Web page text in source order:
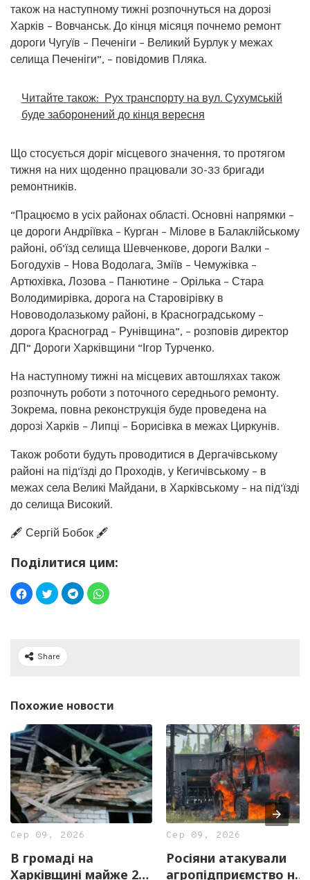
також на наступному тижні розпочнуться на дорозі
Харків – Вовчанськ. До кінця місяця почнемо ремонт
дороги Чугуїв – Печеніги – Великий Бурлук у межах
селища Печеніги”, – повідомив Пляка.
Читайте також: Рух транспорту на вул. Сухумській
буде заборонений до кінця вересня
Що стосується доріг місцевого значення, то протягом
тижня на них щоденно працювали 30-33 бригади
ремонтників.
“Працюємо в усіх районах області. Основні напрямки –
це дороги Андріївка – Курган – Мілове в Балаклійському
районі, об’їзд селища Шевченкове, дороги Валки –
Богодухів – Нова Водолага, Зміїв – Чемужівка –
Артюхівка, Лозова – Панютине – Орілька – Стара
Володимирівка, дорога на Старовірівку в
Нововодолазькому районі, в Красноградському –
дорога Красноград – Рунівщина”, – розповів директор
ДП” Дороги Харківщини “Ігор Турченко.
На наступному тижні на місцевих автошляхах також
розпочнуть роботи з поточного середнього ремонту.
Зокрема, повна реконструкція буде проведена на
дорозі Харків – Липці – Борисівка в межах Циркунів.
Також роботи будуть проводитися в Дергачівському
районі на під’їзді до Проходів, у Кегичівському – в
межах села Великі Майдани, в Харківському – на під’їзді
до селища Високий.
🖋️ Сергій Бобок 🖋️
Поділитися цим:
Share
Похожие новости
Сер 09, 2026
В громаді на
Харківщині майже 2
Сер 09, 2026
Росіяни атакували
агропідприємство на